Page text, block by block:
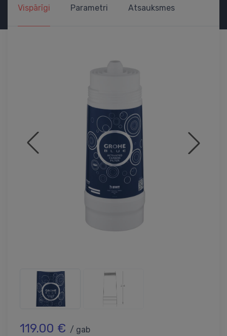
Vispārīgi Parametri Atsauksmes
119.00 € / gab